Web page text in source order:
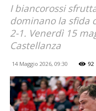
I biancorossi
dominano la sfida
2-1. Venerdì 15
Castellanza
14 Maggio 2026, 09:30 92